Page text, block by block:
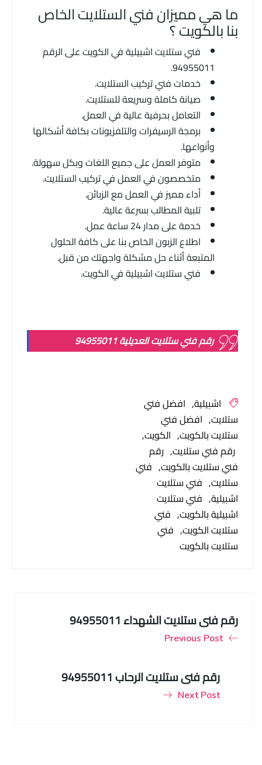
ما هي مميزان فني الستلايت الخاص
بنا بالكويت ؟
فني ستلايت اشبيلية في الكويت على الرقم
94955011.
خدمات فني تركيب الستلايت.
صيانة كاملة وسريعة للستلايت.
التعامل بحرفية عالية في العمل.
برمجة الرسيفرات والتلفزيونات بكافة أشكالها
وأنواعها.
متوفر العمل على جميع اللغات وبكل سهولة.
متخصصون في العمل في تركيب الستلايت.
أداء مميز في العمل مع الزبائن.
تلبية المطالب بسرعة عالية.
خدمة على مدار 24 ساعة عمل.
اطلاع الزبون الخاص بنا على كافة الحلول
المتبعة أثناء حل مشكلة واجهتك من قبل.
فني ستلايت اشبيلية في الكويت.
رقم فني ستلايت العديلية 94955011
اشبيلية افضل فني
ستلايت افضل فني
ستلايت بالكويت الكويت
رقم فني ستلايت رقم
فني ستلايت بالكويت فني
ستلايت فني ستلايت
اشبيلية فني ستلايت
اشبيلية بالكويت فني
ستلايت الكويت فني
ستلايت بالكويت
رقم فني ستلايت الشهداء 94955011
Previous Post
رقم فني ستلايت الرحاب 94955011
Next Post